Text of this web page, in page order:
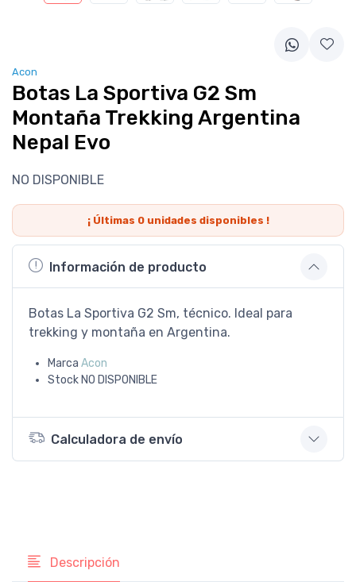
Acon
Botas La Sportiva G2 Sm
Montaña Trekking Argentina
Nepal Evo
NO DISPONIBLE
¡ Últimas 0unidades disponibles !
Información de producto
Botas La Sportiva G2 Sm, técnico. Ideal para
trekking y montaña en Argentina.
Marca Acon
Stock NO DISPONIBLE
Calculadora de envío
Descripción